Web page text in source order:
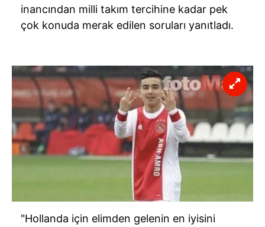
inancından milli takım tercihine kadar pek
çok konuda merak edilen soruları yanıtladı.
"Hollanda için elimden gelenin en iyisini